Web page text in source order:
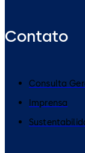
Contato
Consulta
Imprensa